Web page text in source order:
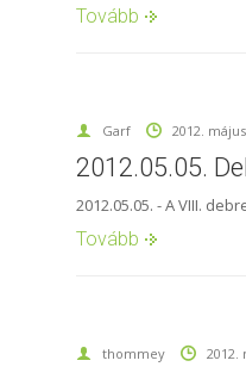
Tovább
Garf 2012. május
2012.05.05.
2012.05.05. - A VIII.
Tovább
thommey 2012.